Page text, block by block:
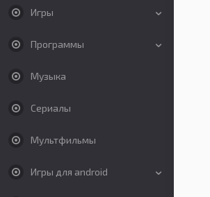
Игры
Программы
Музыка
Сериалы
Мультфильмы
Игры для android